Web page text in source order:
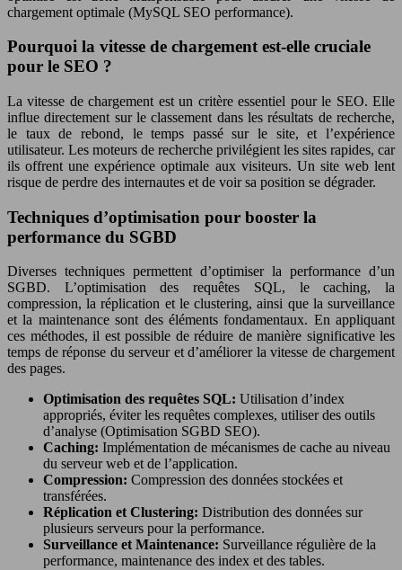
chargement optimale (MySQL SEO performance).
Pourquoi la vitesse de chargement est-elle cruciale
pour le SEO ?
La vitesse de chargement est un critère essentiel pour le SEO. Elle
influe directement sur le classement dans les résultats de recherche,
le taux de rebond, le temps passé sur le site, et l’expérience
utilisateur. Les moteurs de recherche privilégient les sites rapides, car
ils offrent une expérience optimale aux visiteurs. Un site web lent
risque de perdre des internautes et de voir sa position se dégrader.
Techniques d’optimisation pour booster la
performance du SGBD
Diverses techniques permettent d’optimiser la performance d’un
SGBD. L’optimisation des requêtes SQL, le caching, la
compression, la réplication et le clustering, ainsi que la surveillance
et la maintenance sont des éléments fondamentaux. En appliquant
ces méthodes, il est possible de réduire de manière significative les
temps de réponse du serveur et d’améliorer la vitesse de chargement
des pages.
Optimisation des requêtes SQL: Utilisation d’index
appropriés, éviter les requêtes complexes, utiliser des outils
d’analyse (Optimisation SGBD SEO).
Caching: Implémentation de mécanismes de cache au niveau
du serveur web et de l’application.
Compression: Compression des données stockées et
transférées.
Réplication et Clustering: Distribution des données sur
plusieurs serveurs pour la performance.
Surveillance et Maintenance: Surveillance régulière de la
performance, maintenance des index et des tables.